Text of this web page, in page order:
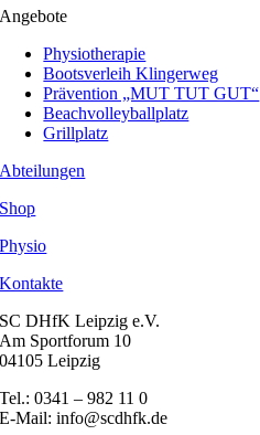
Angebote
Physiotherapie
Bootsverleih Klingerweg
Prävention „MUT TUT GUT“
Beachvolleyballplatz
Grillplatz
Abteilungen
Shop
Physio
Kontakte
SC DHfK Leipzig e.V.
Am Sportforum 10
04105 Leipzig
Tel.: 0341 – 982 11 0
E-Mail: info@scdhfk.de